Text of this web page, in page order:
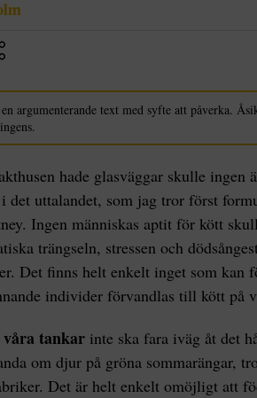
argumenterande text med syfte att påverka.
hade glasväggar skulle ingen
det uttalandet, som jag tror först
Ingen människas aptit för kött
trängseln, stressen och
Det finns helt enkelt inget som kan
individer förvandlas till kött på
tankar inte ska fara iväg åt det
om djur på gröna sommarängar,
Det är helt enkelt omöjligt att